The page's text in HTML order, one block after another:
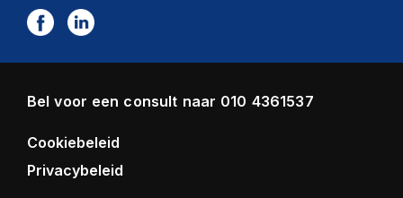
Bel voor een consult naar 010 4361537
Cookiebeleid
Privacybeleid